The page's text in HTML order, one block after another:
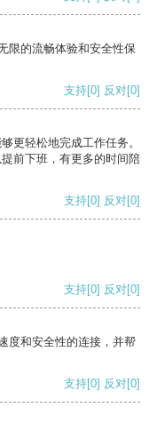
限的流畅体验和安全性保
支持[0] 反对[0]
更轻松地完成工作任务。
前下班，有更多的时间陪
支持[0] 反对[0]
支持[0] 反对[0]
度和安全性的连接，并帮
支持[0] 反对[0]